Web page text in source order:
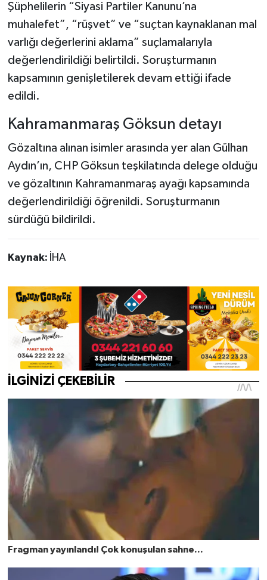
Şüphelilerin “Siyasi Partiler Kanunu’na
muhalefet”, “rüşvet” ve “suçtan kaynaklanan mal
varlığı değerlerini aklama” suçlamalarıyla
değerlendirildiği belirtildi. Soruşturmanın
kapsamının genişletilerek devam ettiği ifade
edildi.
Kahramanmaraş Göksun detayı
Gözaltına alınan isimler arasında yer alan Gülhan
Aydın’ın, CHP Göksun teşkilatında delege olduğu
ve gözaltının Kahramanmaraş ayağı kapsamında
değerlendirildiği öğrenildi. Soruşturmanın
sürdüğü bildirildi.
Kaynak: İHA